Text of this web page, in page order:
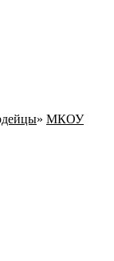
» МКОУ